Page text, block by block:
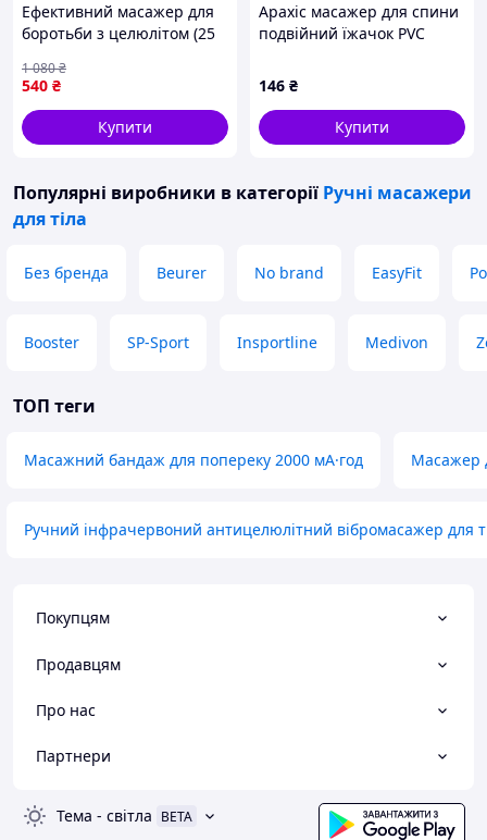
Ефективний масажер для
боротьби з целюлітом (25
масажер від целюліту,
антицелюлітний
вібромасажер
540 ₴
1 080₴
Купити
Арахіс масажер для спини
подвійний їжачок PVC
146 ₴
Купити
Популярні виробники в категорії Ручні масажери
для тіла
Без бренда Beurer No brand EasyFit
Booster SP-Sport Insportline Medivon
ТОП теги
Масажний бандаж для попереку 2000 мА·год Масажер
Ручний інфрачервоний антицелюлітний вібромасажер для
Покупцям
Продавцям
Про нас
Партнери
Тема - світла BETA